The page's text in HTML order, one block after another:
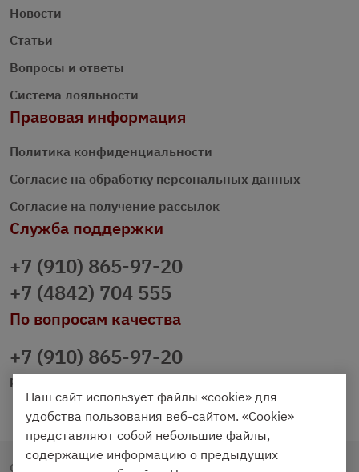
Новости
Статьи
Вопросы и ответы
Система лояльности
Правовая информация
Политика конфиденциальности
Согласие на обработку персональных данных
Согласие на получение рассылок
Служба поддержки
+7 (910) 865-97-20
+7 (4842) 704 555
По вопросам качества
+7 (910) 865-97-20
prazdnichniy40@palmi.ru
Copyright © 2020 - 2026. Праздничный Стол.
Наш сайт использует файлы «cookie» для
удобства пользования веб-сайтом. «Cookie»
представляют собой небольшие файлы,
содержащие информацию о предыдущих